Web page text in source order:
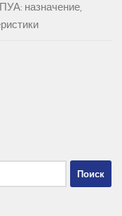
назначение,